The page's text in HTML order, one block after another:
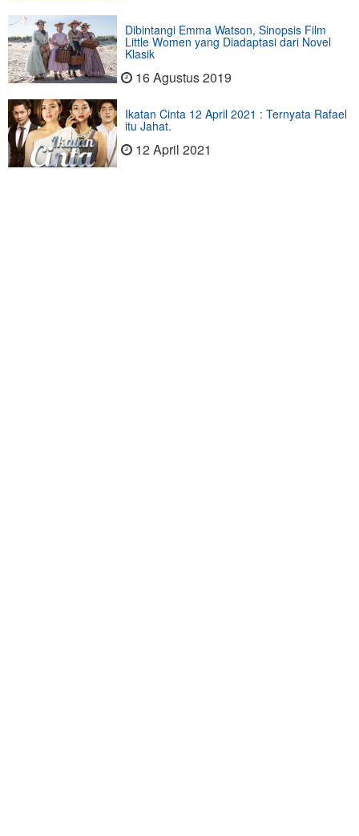
Dibintangi Emma Watson, Sinopsis Film
Little Women yang Diadaptasi dari Novel
Klasik
16 Agustus 2019
Ikatan Cinta 12 April 2021 : Ternyata Rafael
itu Jahat.
12 April 2021